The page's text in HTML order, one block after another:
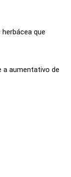
que
a aumentativo de